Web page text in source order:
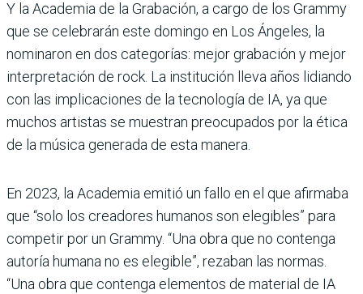
Y la Academia de la Grabación, a cargo de los Grammy
que se celebrarán este domingo en Los Ángeles, la
nominaron en dos categorías: mejor grabación y mejor
interpretación de rock. La institución lleva años lidiando
con las implicaciones de la tecnología de IA, ya que
muchos artistas se muestran preocupados por la ética
de la música generada de esta manera.
En 2023, la Academia emitió un fallo en el que afirmaba
que “solo los creadores humanos son elegibles” para
competir por un Grammy. “Una obra que no contenga
autoría humana no es elegible”, rezaban las normas.
“Una obra que contenga elementos de material de IA